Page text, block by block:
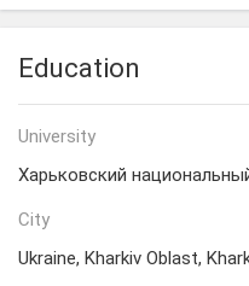
Education
University
Харьковский
City
Ukraine, Kharkiv Oblast,